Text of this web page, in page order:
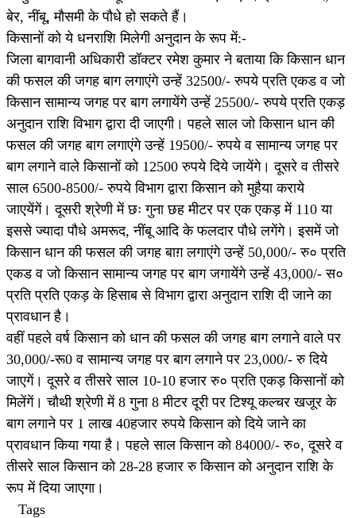
बेर, नींबू, मौसमी के पौधे हो सकते हैं।
किसानों को ये धनराशि मिलेगी अनुदान के रूप में:-
जिला बागवानी अधिकारी डॉक्टर रमेश कुमार ने बताया कि किसान धान
की फसल की जगह बाग लगाएंगे उन्हें 32500/- रुपये प्रति एकड व जो
किसान सामान्य जगह पर बाग लगायेंगे उन्हें 25500/- रुपये प्रति एकड़
अनुदान राशि विभाग द्वारा दी जाएगी। पहले साल जो किसान धान की
फसल की जगह बाग लगाएंगे उन्हें 19500/- रुपये व सामान्य जगह पर
बाग लगाने वाले किसानों को 12500 रुपये दिये जायेंगे। दूसरे व तीसरे
साल 6500-8500/- रुपये विभाग द्वारा किसान को मुहैया कराये
जाएयेंगें। दूसरी श्रेणी में छः गुना छह मीटर पर एक एकड़ में 110 या
इससे ज्यादा पौधे अमरूद, नींबू आदि के फलदार पौधे लगेंगे। इसमें जो
किसान धान की फसल की जगह बाग़ लगाएंगे उन्हें 50,000/- रु० प्रति
एकड व जो किसान सामान्य जगह पर बाग जगायेंगे उन्हें 43,000/- स०
प्रति प्रति एकड़ के हिसाब से विभाग द्वारा अनुदान राशि दी जाने का
प्रावधान है।
वहीं पहले वर्ष किसान को धान की फसल की जगह बाग लगाने वाले पर
30,000/-रू0 व सामान्य जगह पर बाग लगाने पर 23,000/- रु दिये
जाएगें। दूसरे व तीसरे साल 10-10 हजार रु० प्रति एकड़ किसानों को
मिलेंगें। चौथी श्रेणी में 8 गुना 8 मीटर दूरी पर टिश्यू कल्चर खजूर के
बाग लगाने पर 1 लाख 40हजार रुपये किसान को दिये जाने का
प्रावधान किया गया है। पहले साल किसान को 84000/- रु०, दूसरे व
तीसरे साल किसान को 28-28 हजार रु किसान को अनुदान राशि के
रूप में दिया जाएगा।
Tags